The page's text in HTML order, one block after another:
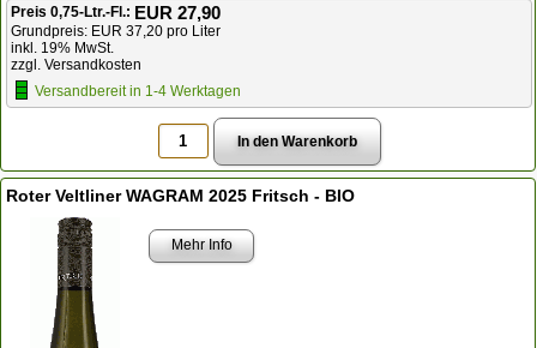
Preis 0,75-Ltr.-Fl.: EUR 27,90
Grundpreis: EUR 37,20 pro Liter
inkl. 19% MwSt.
zzgl. Versandkosten
Versandbereit in 1-4 Werktagen
Roter Veltliner WAGRAM 2025 Fritsch - BIO
Mehr Info